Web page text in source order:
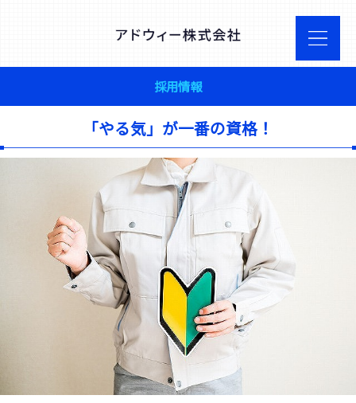
採用情報
「やる気」が一番の資格！